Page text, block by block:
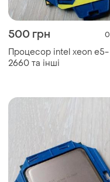
500 грн 0
Процесор intel xeon e5-
2660 та інші